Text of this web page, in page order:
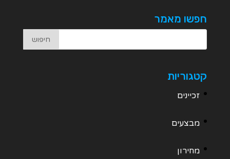
חפשו מאמר
קטגוריות
זכיינים
מבצעים
מחירון